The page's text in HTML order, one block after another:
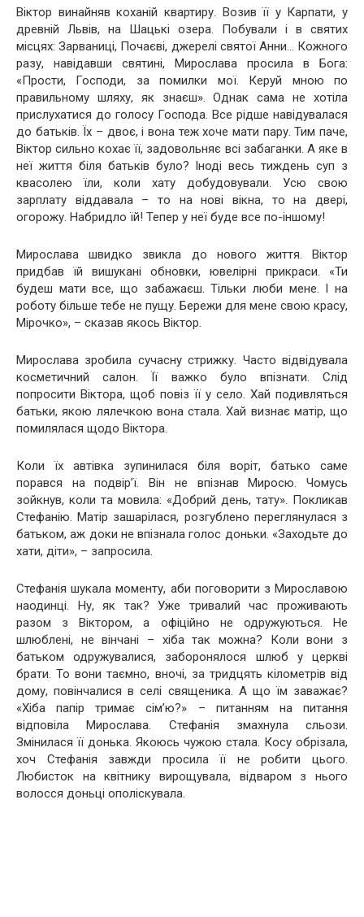
Віктор винайняв коханій квартиру. Возив її у Карпати, у
древній Львів, на Шацькі озера. Побували і в святих
місцях: Зарваниці, Почаєві, джерелі святої Анни… Кожного
разу, навідавши святині, Мирослава просила в Бога:
«Прости, Господи, за помилки мої. Керуй мною по
правильному шляху, як знаєш». Однак сама не хотіла
прислухатися до голосу Господа. Все рідше навідувалася
до батьків. Їх – двоє, і вона теж хоче мати пару. Тим паче,
Віктор сильно кохає її, задoвoльняє всі забаганки. А яке в
неї життя біля батьків було? Іноді весь тиждень суп з
квасолею їли, коли хату добудовували. Усю свою
зарплату віддавала – то на нові вікна, то на двері,
огорожу. Набридло їй! Тепер у неї буде все по-іншому!
Мирослава швидко звикла до нового життя. Віктор
придбав їй вишукані обновки, ювелірні прикраси. «Ти
будеш мати все, що забажаєш. Тільки люби мене. І на
роботу більше тебе не пущу. Бережи для мене свою красу,
Мірочко», – сказав якось Віктор.
Мирослава зробила сучасну стрижку. Часто відвідувала
косметичний салон. Її важко було впізнати. Слід
попросити Віктора, щоб повіз її у село. Хай подивляться
батьки, якою лялечкою вона стала. Хай визнає матір, що
помилялася щодо Віктора.
Коли їх автівка зупинилася біля воріт, батько саме
порався на подвір’ї. Він не впізнав Миросю. Чомусь
зойкнув, коли та мовила: «Добрий день, тату». Покликав
Стефанію. Матір зашарілася, розгублено переглянулася з
батьком, аж доки не впізнала голос доньки. «Заходьте до
хати, діти», – запросила.
Стефанія шукала моменту, аби поговорити з Мирославою
наодинці. Ну, як так? Уже тривалий час проживають
разом з Віктором, а офіційно не одружуються. Не
шлюблені, не вінчані – хіба так можна? Коли вони з
батьком одружувалися, заборонялося шлюб у церкві
брати. То вони таємно, вночі, за тридцять кілометрів від
дому, повінчалися в селі священика. А що їм заважає?
«Хіба папір тримає сім’ю?» – питанням на питання
відповіла Мирослава. Стефанія змахнула сльози.
Змінилася її донька. Якоюсь чужою стала. Косу обрізала,
хоч Стефанія завжди просила її не робити цього.
Любисток на квітнику вирощувала, відваром з нього
волосся доньці ополіскувала.